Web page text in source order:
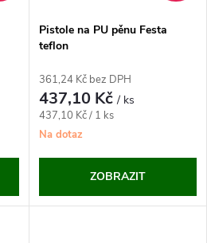
Pistole na PU pěnu Festa
teflon
361,24 Kč bez DPH
437,10 Kč/ ks
Měrná
cena:
437,10 Kč / 1 ks
Na dotaz
ZOBRAZIT